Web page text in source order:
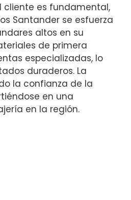
cliente es fundamental,
Santander se esfuerza
altos en su
de primera
especializadas, lo
duraderos. La
la confianza de la
en una
en la región.